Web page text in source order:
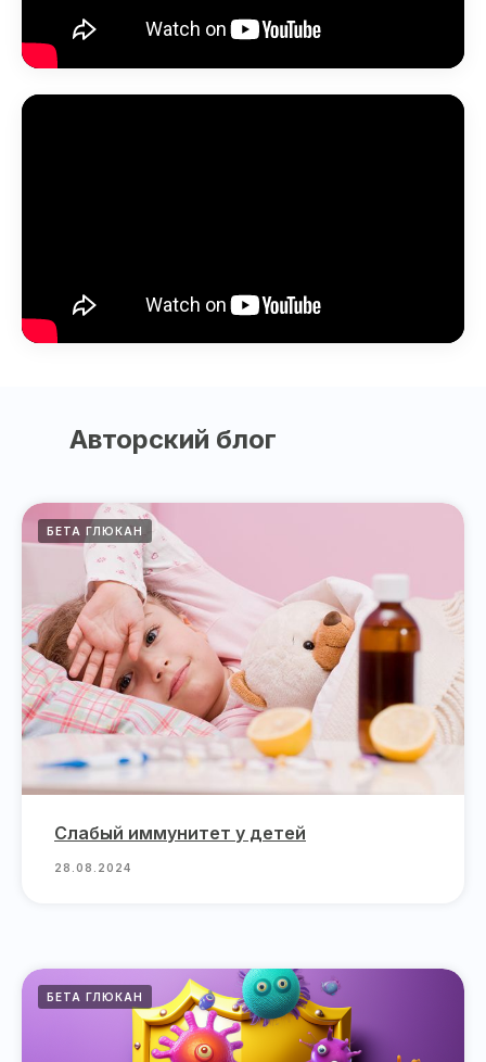
Авторский блог
БЕТА ГЛЮКАН
Слабый иммунитет у детей
28.08.2024
БЕТА ГЛЮКАН